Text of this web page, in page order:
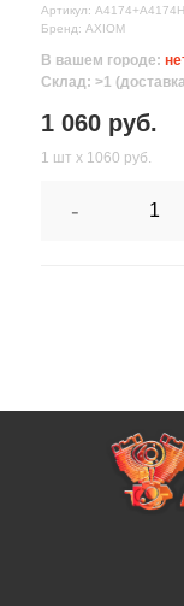
Артикул: A4174+A4174H
Бренд: AXIOM
В вашем городе:
Склад: >1
1 060 руб.
1 шт х 1060 руб.
-